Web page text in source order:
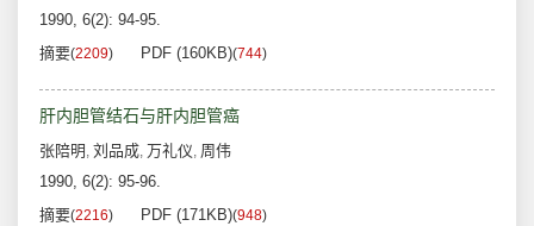
1990, 6(2): 94-95.
摘要(2209) PDF (160KB)(744)
肝内胆管结石与肝内胆管癌
张陪明 , 刘品成, 万礼仪, 周伟
1990, 6(2): 95-96.
摘要(2216) PDF (171KB)(948)